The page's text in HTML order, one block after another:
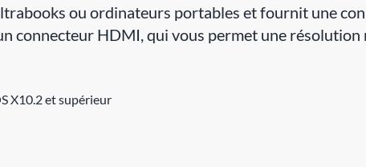
ou ordinateurs portables et fournit une
connecteur HDMI, qui vous permet une
X10.2 et supérieur